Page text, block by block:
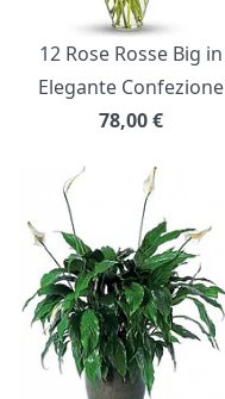
12 Rose Rosse Big in
Elegante Confezione
78,00€